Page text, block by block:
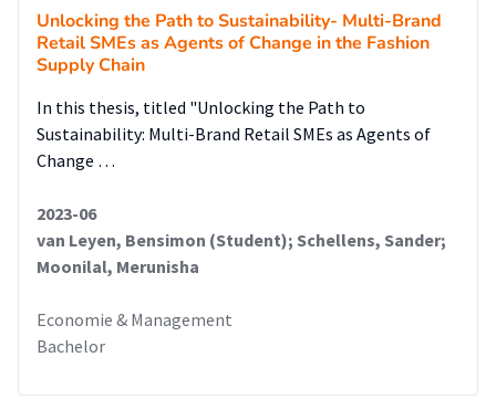
Unlocking the Path to Sustainability- Multi-Brand
Retail SMEs as Agents of Change in the Fashion
Supply Chain
In this thesis, titled "Unlocking the Path to
Sustainability: Multi-Brand Retail SMEs as Agents of
Change …
2023-06
van Leyen, Bensimon (Student); Schellens, Sander;
Moonilal, Merunisha
Economie & Management
Bachelor